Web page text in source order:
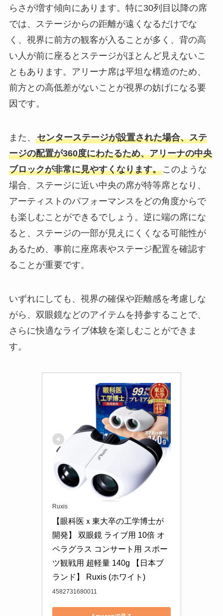
らさが増す傾向にあります。特に30列目以降の席
では、ステージからの距離が遠くなるだけでな
く、視界に前方の観客が入ることが多く、背の高
い人が前に座るとステージがほとんど見えないこ
ともあります。アリーナ席は平坦な構造のため、
前方との高低差がないことが視界の妨げになる要
因です。
また、 センターステージが設置された場合、ステ
ージの配置が360度にわたるため、アリーナの中央
ブロックが非常に見やすくなります。このような
場合、ステージに近い中央の席が特等席となり、
アーティストのパフォーマンスをどの角度からで
も楽しむことができるでしょう。逆に端の席にな
ると、ステージの一部が見えにくくなる可能性が
あるため、事前に座席表やステージ配置を確認す
ることが重要です。
いずれにしても、視界の確保や距離感を考慮しな
がら、双眼鏡などのアイテムを持参することで、
さらに快適なライブ体験を楽しむことができま
す。
Ruxis
【眼科医ｘ東大卒の工学博士が
開発】 双眼鏡 ライブ用 10倍 オ
ペラグラス コンサート用 スポー
ツ観戦用 超軽量 140g 【日本ブ
ランド】 Ruxis (ホワイト)
4582731680011